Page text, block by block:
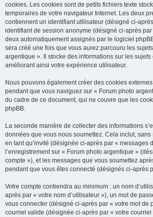
cookies. Les cookies sont de petits fichiers texte
temporaires de votre navigateur Internet. Les deux
contiennent un identifiant utilisateur (désigné ci-
identifiant de session anonyme (désigné ci-après
deux automatiquement assignés par le logiciel
sera créé une fois que vous aurez parcouru les
argentique ». Il stocke des informations sur les
améliorant ainsi votre expérience utilisateur.
Nous pouvons également créer des cookies
pendant que vous naviguez sur « Forum photo
du cadre de ce document, qui ne couvre que les
phpBB.
La seconde manière de collecter des informations
données que vous nous soumettez. Cela inclut, sans
en tant qu’invité (désignée ci-après par « messages
l’enregistrement sur « Forum photo argentique »
compte »), et les messages que vous soumettez
pendant que vous êtes connecté (désignés ci-après
Votre compte contiendra au minimum : un nom
après par « votre nom d’utilisateur »), un mot de
vous connecter (désigné ci-après par « votre mot de
courriel valide (désignée ci-après par « votre